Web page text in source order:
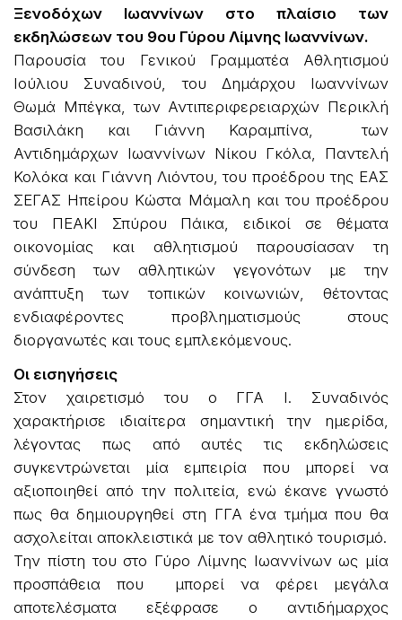
Ξενοδόχων Ιωαννίνων στο πλαίσιο των
εκδηλώσεων του 9ου Γύρου Λίμνης Ιωαννίνων.
Παρουσία του Γενικού Γραμματέα Αθλητισμού
Ιούλιου Συναδινού, του Δημάρχου Ιωαννίνων
Θωμά Μπέγκα, των Αντιπεριφερειαρχών Περικλή
Βασιλάκη και Γιάννη Καραμπίνα, των
Αντιδημάρχων Ιωαννίνων Νίκου Γκόλα, Παντελή
Κολόκα και Γιάννη Λιόντου, του προέδρου της ΕΑΣ
ΣΕΓΑΣ Ηπείρου Κώστα Μάμαλη και του προέδρου
του ΠΕΑΚΙ Σπύρου Πάικα, ειδικοί σε θέματα
οικονομίας και αθλητισμού παρουσίασαν τη
σύνδεση των αθλητικών γεγονότων με την
ανάπτυξη των τοπικών κοινωνιών, θέτοντας
ενδιαφέροντες προβληματισμούς στους
διοργανωτές και τους εμπλεκόμενους.
Οι εισηγήσεις
Στον χαιρετισμό του ο ΓΓΑ Ι. Συναδινός
χαρακτήρισε ιδιαίτερα σημαντική την ημερίδα,
λέγοντας πως από αυτές τις εκδηλώσεις
συγκεντρώνεται μία εμπειρία που μπορεί να
αξιοποιηθεί από την πολιτεία, ενώ έκανε γνωστό
πως θα δημιουργηθεί στη ΓΓΑ ένα τμήμα που θα
ασχολείται αποκλειστικά με τον αθλητικό τουρισμό.
Την πίστη του στο Γύρο Λίμνης Ιωαννίνων ως μία
προσπάθεια που μπορεί να φέρει μεγάλα
αποτελέσματα εξέφρασε ο αντιδήμαρχος